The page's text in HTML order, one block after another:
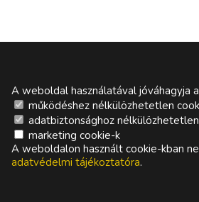
A weboldal használatával jóváhagyja
működéshez nélkülözhetetlen
adatbiztonsághoz
marketing cookie-k
A weboldalon használt cookie-kban
adatvédelmi tájékoztatóra.